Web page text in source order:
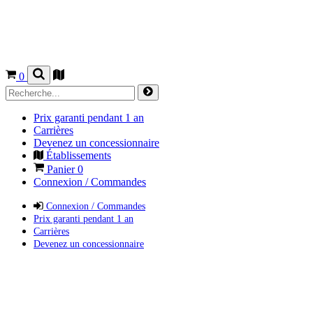
0
Prix garanti pendant 1 an
Carrières
Devenez un concessionnaire
Établissements
Panier0
Connexion / Commandes
Connexion / Commandes
Prix garanti pendant 1 an
Carrières
Devenez un concessionnaire